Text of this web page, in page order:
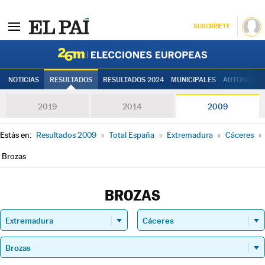
SUSCRÍBETE
NOTICIAS RESULTADOS RESULTADOS 2024 MUNICIPALES
2019 2014 2009
Estás en: Resultados 2009 » Total España » Extremadura » Cáceres »
Brozas
BROZAS